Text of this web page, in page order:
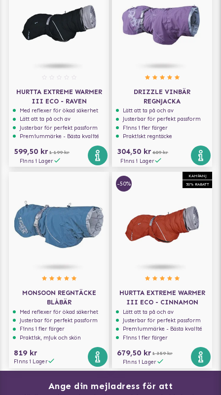
HURTTA EXTREME WARMER
III ECO - RAVEN
Med reflexer för ökad säkerhet
Lätt att ta på och av
Justerbar för perfekt passform
Premiummärke - Bästa kvalité
599,50 kr 1 199 kr
Finns i Lager
DRIZZLE VINBÄR
REGNJACKA
Lätt att ta på och av
Justerbar för perfekt passform
Finns i fler färger
Praktiskt regntäcke
304,50 kr 609 kr
Finns i Lager
MONSOON REGNTÄCKE
BLÅBÄR
Med reflexer för ökad säkerhet
Justerbar för perfekt passform
Finns i fler färger
Praktisk, mjuk och skön
819 kr
Finns i Lager
KAMPANJ
50% RABATT
-50%
HURTTA EXTREME WARMER
III ECO - CINNAMON
Lätt att ta på och av
Justerbar för perfekt passform
Premiummärke - Bästa kvalité
Finns i fler färger
679,50 kr 1 359 kr
Finns i Lager
Ange din mejladress för att